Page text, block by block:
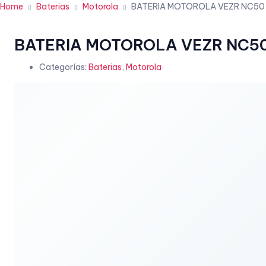
Home Baterias Motorola BATERIA MOTOROLA VEZR NC50
BATERIA MOTOROLA VEZR
Categorías: Baterias, Motorola